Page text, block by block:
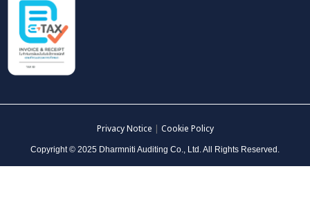
Privacy Notice Cookie Policy
Copyright © 2025 Dharmniti Auditing Co., Ltd. All Rights Reserved.